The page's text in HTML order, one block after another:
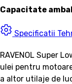
Capacitate
Specificatii
RAVENOL Super
ulei pentru
a altor utilaje de